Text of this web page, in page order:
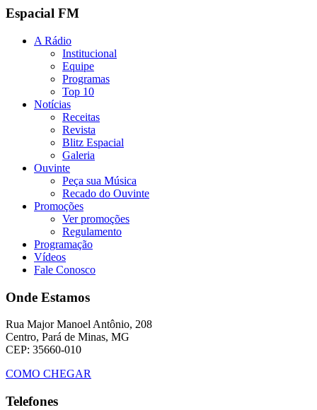
Espacial FM
A Rádio
Institucional
Equipe
Programas
Top 10
Notícias
Receitas
Revista
Blitz Espacial
Galeria
Ouvinte
Peça sua Música
Recado do Ouvinte
Promoções
Ver promoções
Regulamento
Programação
Vídeos
Fale Conosco
Onde Estamos
Rua Major Manoel Antônio, 208
Centro, Pará de Minas, MG
CEP: 35660-010
COMO CHEGAR
Telefones